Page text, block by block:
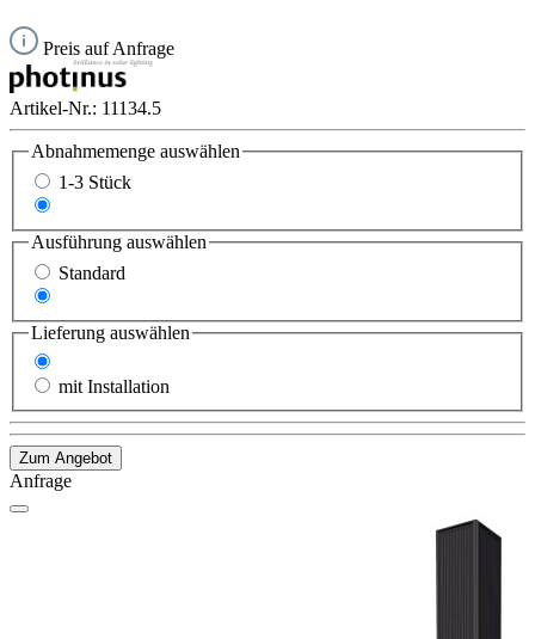
Preis auf Anfrage
Artikel-Nr.: 11134.5
Abnahmemenge auswählen
1-3 Stück
Ausführung auswählen
Standard
Lieferung auswählen
mit Installation
Zum Angebot
Anfrage